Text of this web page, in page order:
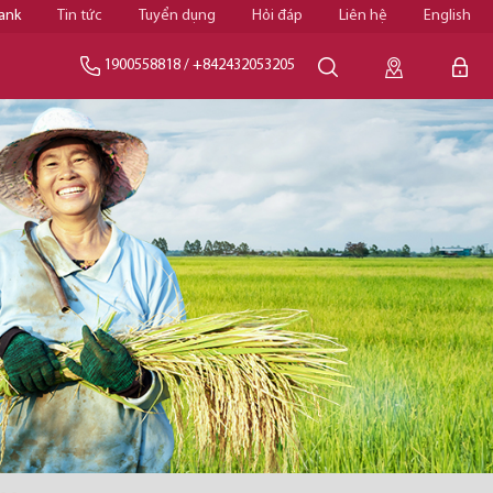
Tin tức Tuyển dụng Hỏi đáp Liên hệ English
1900558818 / +842432053205